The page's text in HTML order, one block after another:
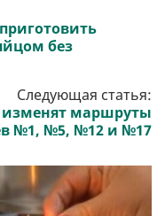
без
Следующая статья:
изменят маршруты
№1, №5, №12 и №17